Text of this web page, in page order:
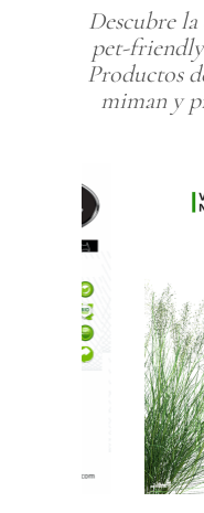
Descubre
pet-
Productos
miman y